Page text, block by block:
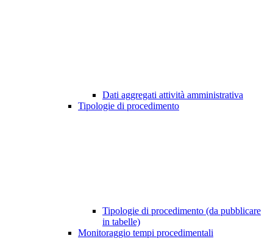
Dati aggregati attività amministrativa
Tipologie di procedimento
Tipologie di procedimento (da pubblicare
in tabelle)
Monitoraggio tempi procedimentali